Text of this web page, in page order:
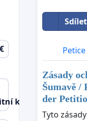
Petice
Zásady
Šumavě /
der
Tyto
karta